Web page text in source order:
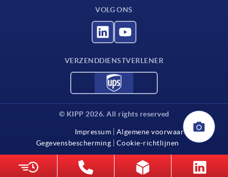
VOLG ONS
VERZENDDIENSTVERLENER
© KIPP 2026. All rights reserved
Impressum
Algemene voorwaarden
Gegevensbescherming
Cookie-richtlijnen